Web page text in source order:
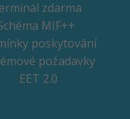
zdarma
MIF++
poskytování
požadavky
EET 2.0